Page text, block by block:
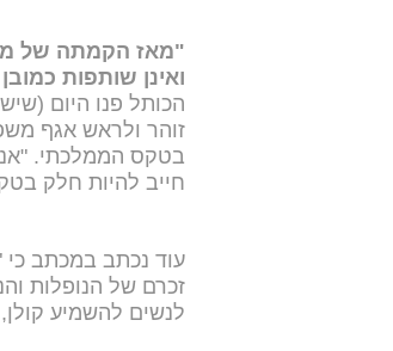
"מאז הקמתה של
ואינן שותפות
הכותל פנו היום
זוהר ולראש אגף
בטקס הממלכתי.
חייב להיות חלק
עוד נכתב במכתב
זכרם של הנופלות
לנשים להשמיע